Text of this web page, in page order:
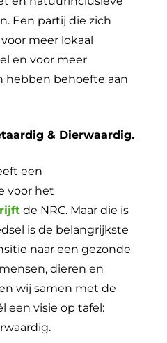
Een partij die zich
meer lokaal
en voor meer
hebben behoefte aan
& Dierwaardig.
een
voor het
de NRC. Maar die is
is de belangrijkste
naar een gezonde
dieren en
wij samen met de
een visie op tafel: